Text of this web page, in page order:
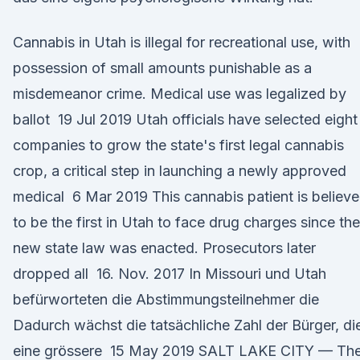
Cannabis in Utah is illegal for recreational use, with
possession of small amounts punishable as a
misdemeanor crime. Medical use was legalized by
ballot 19 Jul 2019 Utah officials have selected eight
companies to grow the state's first legal cannabis
crop, a critical step in launching a newly approved
medical 6 Mar 2019 This cannabis patient is
to be the first in Utah to face drug charges since the
new state law was enacted. Prosecutors later
dropped all 16. Nov. 2017 In Missouri und Utah
befürworteten die Abstimmungsteilnehmer die
Dadurch wächst die tatsächliche Zahl der Bürger,
eine grössere 15 May 2019 SALT LAKE CITY —